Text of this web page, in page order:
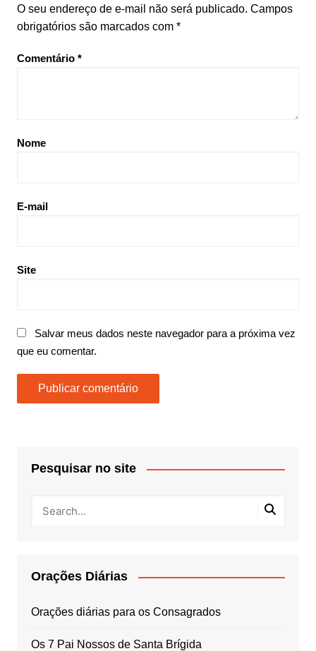
O seu endereço de e-mail não será publicado. Campos
obrigatórios são marcados com *
Comentário *
Nome
E-mail
Site
Salvar meus dados neste navegador para a próxima vez
que eu comentar.
Pesquisar no site
Orações Diárias
Orações diárias para os Consagrados
Os 7 Pai Nossos de Santa Brígida